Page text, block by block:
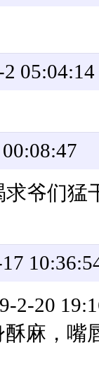
05:04:14
爷们
2-20
麻，嘴